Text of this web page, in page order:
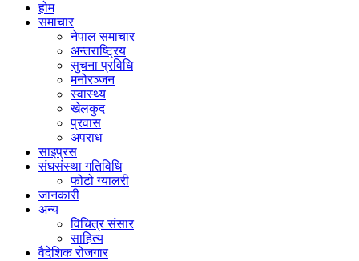
होम
समाचार
नेपाल समाचार
अन्तराष्ट्रिय
सुचना प्रविधि
मनोरञ्जन
स्वास्थ्य
खेलकुद
प्रवास
अपराध
साइप्रस
संघसंस्था गतिविधि
फोटो ग्यालरी
जानकारी
अन्य
विचित्र संसार
साहित्य
वैदेशिक रोजगार